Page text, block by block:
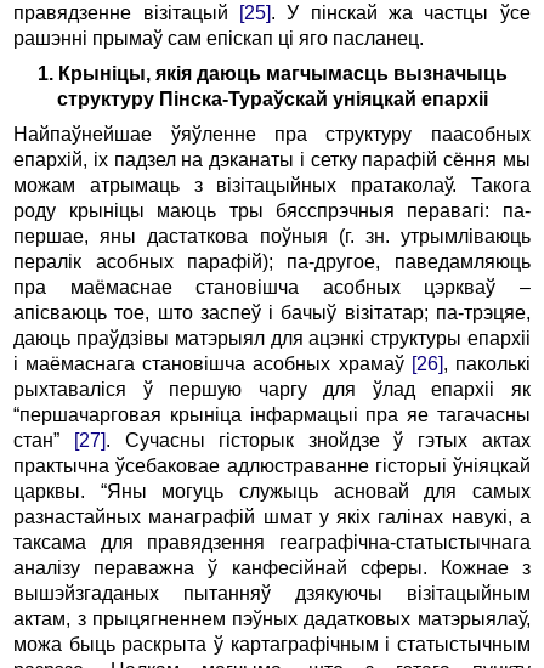
правядзенне візітацый
[25]. У пінскай жа частцы ўсе
рашэнні прымаў сам епіскап ці яго пасланец.
1. Крыніцы, якія даюць магчымасць вызначыць
структуру Пінска-Тураўскай уніяцкай епархіі
Найпаўнейшае ўяўленне пра структуру паасобных
епархій, іх падзел на дэканаты і сетку парафій сёння мы
можам атрымаць з візітацыйных пратаколаў. Такога
роду крыніцы маюць тры бясспрэчныя перавагі: па-
першае, яны дастаткова поўныя (г. зн. утрымліваюць
пералік асобных парафій); па-другое, паведамляюць
пра маёмаснае становішча асобных цэркваў –
апісваюць тое, што заспеў і бачыў візітатар; па-трэцяе,
даюць праўдзівы матэрыял для ацэнкі структуры епархіі
і маёмаснага становішча асобных храмаў [26], паколькі
рыхтаваліся ў першую чаргу для ўлад епархіі як
“першачарговая крыніца інфармацыі пра яе тагачасны
стан”
[27]. Сучасны гісторык знойдзе ў гэтых актах
практычна ўсебаковае адлюстраванне гісторыі ўніяцкай
царквы. “Яны могуць служыць асновай для самых
разнастайных манаграфій шмат у якіх галінах навукі, а
таксама для правядзення геаграфічна-статыстычнага
аналізу пераважна ў канфесійнай сферы. Кожнае з
вышэйзгаданых пытанняў дзякуючы візітацыйным
актам, з прыцягненнем пэўных дадатковых матэрыялаў,
можа быць раскрыта ў картаграфічным і статыстычным